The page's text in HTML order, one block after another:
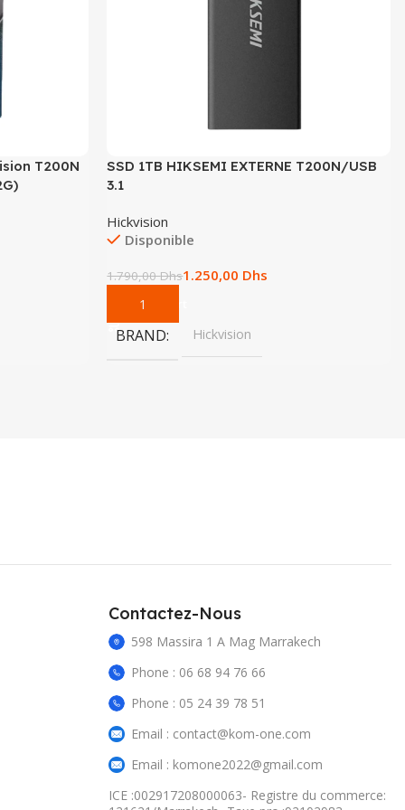
T200N
SSD 1TB HIKSEMI EXTERNE T200N/USB
3.1
Hickvision
Disponible
1.790,00Dhs1.250,00 Dhs
Add To Cart
BRAND Hickvision
Contactez-Nous
598 Massira 1 A Mag Marrakech
Phone : 06 68 94 76 66
Phone : 05 24 39 78 51
Email : contact@kom-one.com
Email : komone2022@gmail.com
ICE :002917208000063- Registre du commerce: